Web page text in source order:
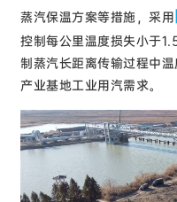
蒸汽保温方案等措施，采用
控制每公里温度损失小于
制蒸汽长距离传输过程中
产业基地工业用汽需求。